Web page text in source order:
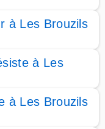
à Les Brouzils
à Les
à Les Brouzils